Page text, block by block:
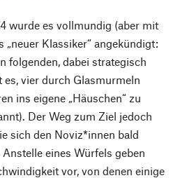
wurde es vollmundig (aber mit
Klassiker“ angekündigt:
folgenden, dabei strategisch
vier durch Glasmurmeln
ins eigene „Häuschen“ zu
Der Weg zum Ziel jedoch
sich den Noviz*innen bald
eines Würfels geben
vor, von denen einige